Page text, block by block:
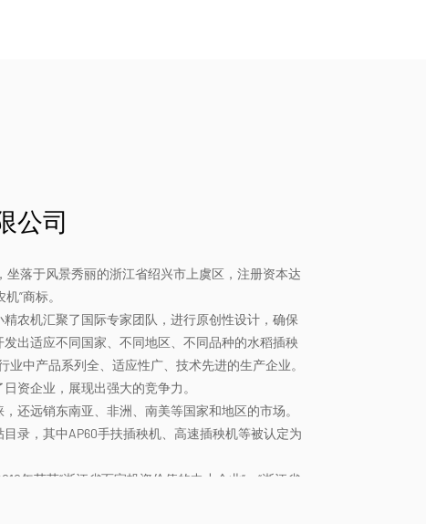
公司
落于风景秀丽的浙江省绍兴市上虞区，注册资本达
”商标。
农机汇聚了国际专家团队，进行原创性设计，确保
出适应不同国家、不同地区、不同品种的水稻插秧
中产品系列全、适应性广、技术先进的生产企业。
资企业，展现出强大的竞争力。
还远销东南亚、非洲、南美等国家和地区的市场。
录，其中AP60手扶插秧机、高速插秧机等被认定为
年荣获“浙江省百家投资价值的中小企业”、“浙江省